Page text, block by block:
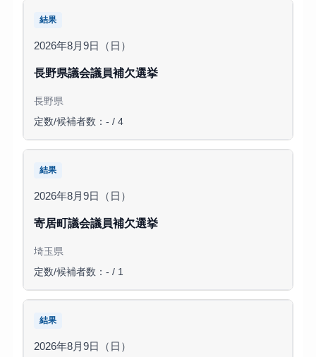
結果
2026年8月9日（日）
長野県議会議員補欠選挙
長野県
定数/候補者数：- / 4
結果
2026年8月9日（日）
寄居町議会議員補欠選挙
埼玉県
定数/候補者数：- / 1
結果
2026年8月9日（日）